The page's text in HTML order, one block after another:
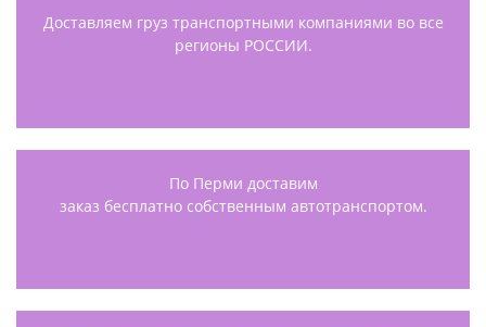
Доставляем груз транспортными компаниями во все
регионы РОССИИ.
По Перми доставим
заказ бесплатно собственным автотранспортом.